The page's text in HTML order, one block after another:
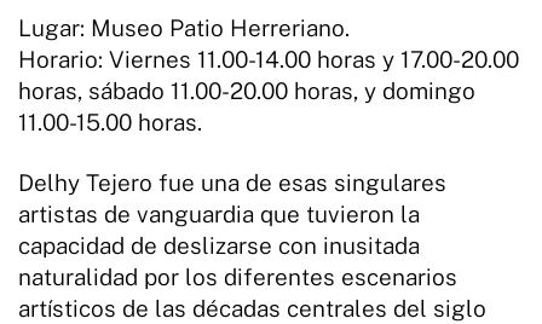
Lugar: Museo Patio Herreriano.
Horario: Viernes 11.00-14.00 horas y 17.00-20.00
horas, sábado 11.00-20.00 horas, y domingo
11.00-15.00 horas.
Delhy Tejero fue una de esas singulares
artistas de vanguardia que tuvieron la
capacidad de deslizarse con inusitada
naturalidad por los diferentes escenarios
artísticos de las décadas centrales del siglo